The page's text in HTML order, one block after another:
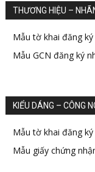
THƯƠNG HIỆU –
Mẫu tờ khai đăng ký
Mẫu GCN đăng ký
KIỂU DÁNG – CÔNG
Mẫu tờ khai đăng ký
Mẫu giấy chứng